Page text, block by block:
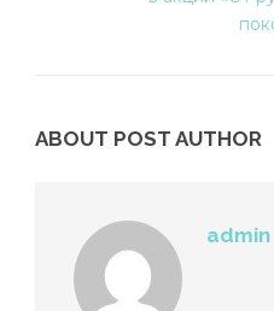
ABOUT POST AUTHOR
admin